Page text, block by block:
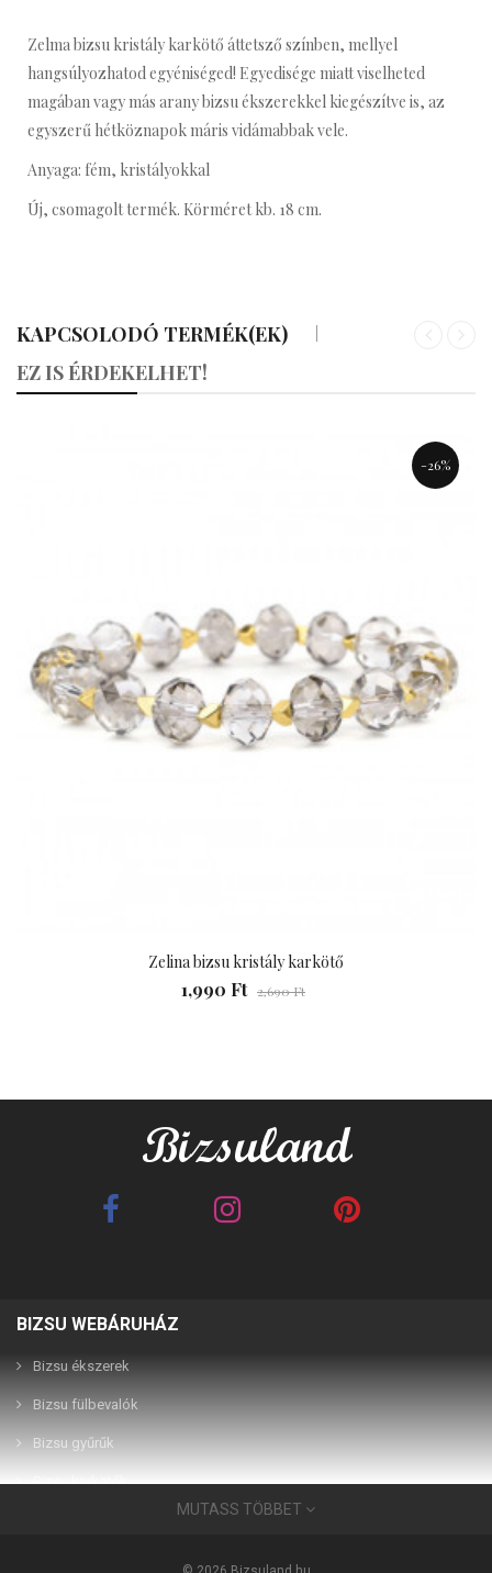
Zelma bizsu kristály karkötő áttetsző színben, mellyel
hangsúlyozhatod egyéniséged! Egyedisége miatt viselheted
magában vagy más arany bizsu ékszerekkel kiegészítve is, az
egyszerű hétköznapok máris vidámabbak vele.
Anyaga: fém, kristályokkal
Új, csomagolt termék. Körméret kb. 18 cm.
KAPCSOLODÓ TERMÉK(EK)
EZ IS ÉRDEKELHET!
-26%
Zelina bizsu kristály karkötő
1,990 Ft 2,690 Ft
Best Friends barna 2in1
2,990 Ft
BIZSU WEBÁRUHÁZ
Bizsu ékszerek
Bizsu fülbevalók
Bizsu gyűrűk
Bizsu karkötők
MUTASS TÖBBET